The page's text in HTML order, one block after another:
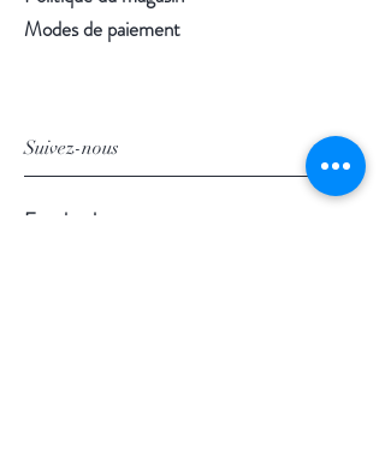
Modes de paiement
Suivez-nous
Facebook